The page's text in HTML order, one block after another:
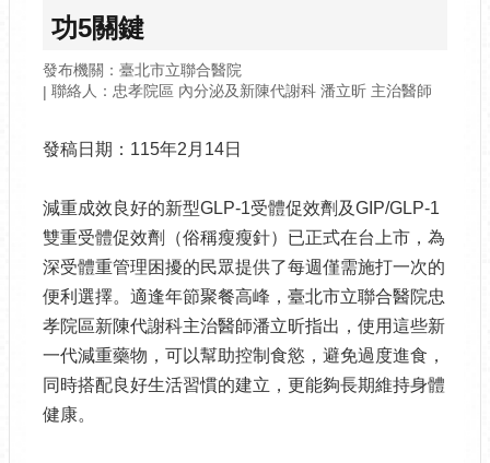
功5關鍵
發布機關：臺北市立聯合醫院
聯絡人：忠孝院區 內分泌及新陳代謝科 潘立昕 主治醫師
發稿日期：115年2月14日
減重成效良好的新型GLP-1受體促效劑及GIP/GLP-1
雙重受體促效劑（俗稱瘦瘦針）已正式在台上市，為
深受體重管理困擾的民眾提供了每週僅需施打一次的
便利選擇。適逢年節聚餐高峰，臺北市立聯合醫院忠
孝院區新陳代謝科主治醫師潘立昕指出，使用這些新
一代減重藥物，可以幫助控制食慾，避免過度進食，
同時搭配良好生活習慣的建立，更能夠長期維持身體
健康。